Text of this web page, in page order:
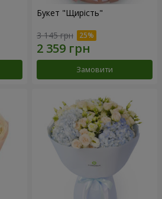
Букет "Щирість"
3 145 грн
Замовити